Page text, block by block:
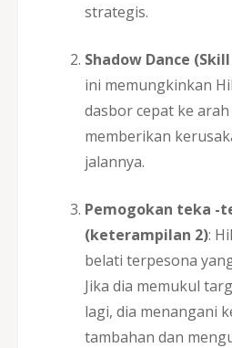
strategis.
Shadow Dance
ini memungkinkan
dasbor cepat ke
memberikan
jalannya.
Pemogokan teka -
(keterampilan 2):
belati terpesona
Jika dia memukul
lagi, dia menangani
tambahan dan